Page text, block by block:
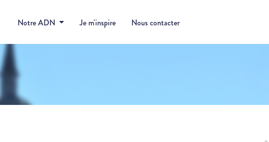
Notre ADN Je m'inspire Nous contacter